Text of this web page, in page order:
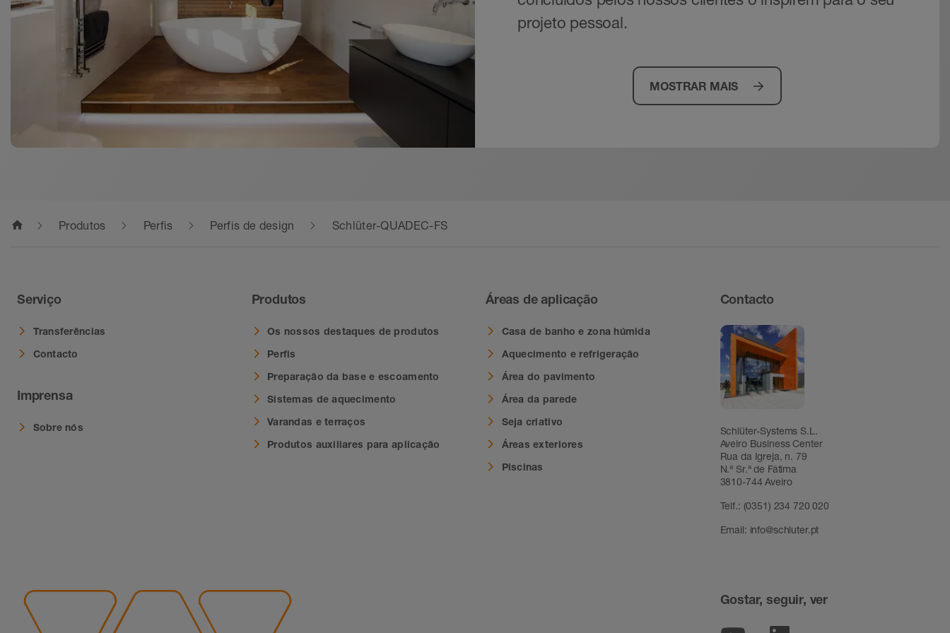
projeto pessoal.
MOSTRAR MAIS
home Produtos Perfis Perfis de design Schlüter-QUADEC-FS
Serviço
Transferências
Contacto
Imprensa
Sobre nós
Produtos
Os nossos destaques de produtos
Perfis
Preparação da base e escoamento
Sistemas de aquecimento
Varandas e terraços
Produtos auxiliares para aplicação
Áreas de aplicação
Casa de banho e zona húmida
Aquecimento e refrigeração
Área do pavimento
Área da parede
Seja criativo
Áreas exteriores
Piscinas
Contacto
Schlüter-Systems S.L.
Aveiro Business Center
Rua da Igreja, n. 79
N.ª Sr.ª de Fátima
3810-744 Aveiro
Telf.: (0351) 234 720 020
Email: info@schluter.pt
Gostar, seguir, ver